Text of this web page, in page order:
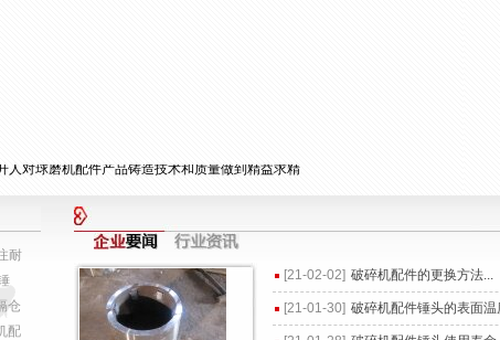
与客户建立长期合作关系唯有做好球磨机配件产品质量
铸造厂不在高铬板锤价格和质量上弄虚作假
用户解决问题的锤头真正意义上的好产品
磨机配件产品无可比拟的优良性能
耐
仓
配
[21-02-02] 破碎机配件的更换方法...
[21-01-30] 破碎机配件锤头的表面温